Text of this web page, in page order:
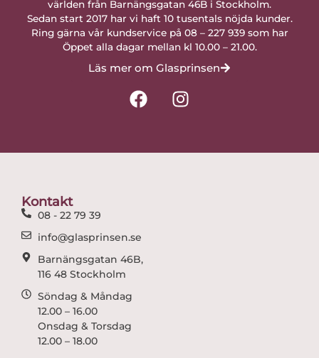
världen från Barnängsgatan 46B i Stockholm.
Sedan start 2017 har vi haft 10 tusentals nöjda kunder.
Ring gärna vår kundservice på 08 – 227 939 som har
Öppet alla dagar mellan kl 10.00 – 21.00.
Läs mer om Glasprinsen
F
a
I
n
Kontakt
08 - 22 79 39
info@glasprinsen.se
Barnängsgatan 46B,
116 48 Stockholm
Söndag & Måndag
12.00 – 16.00
Onsdag & Torsdag
12.00 – 18.00